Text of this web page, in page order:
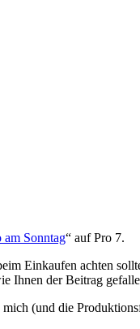
am Sonntag“ auf Pro 7.
Einkaufen achten
Ihnen der Beitrag
(und die